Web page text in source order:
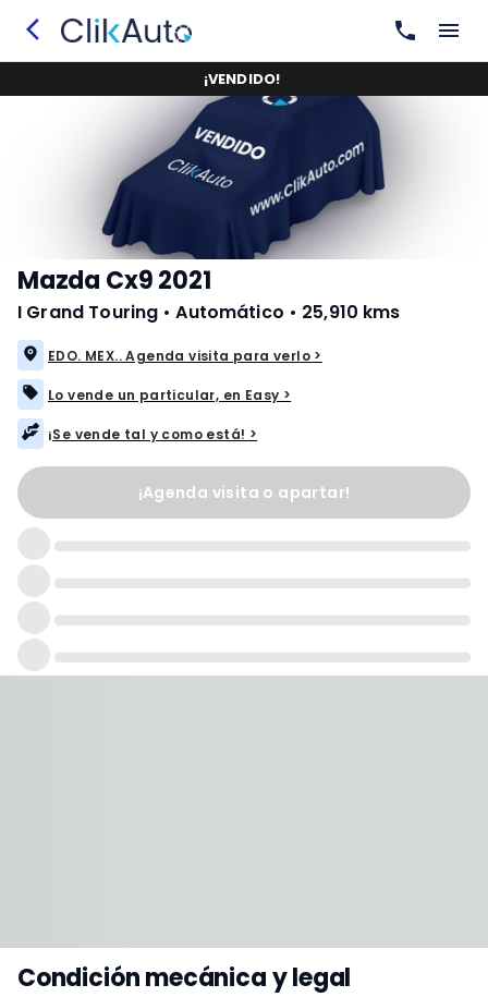
Condición mecánica y legal
¡VENDIDO!
Mazda Cx9 2021
I Grand Touring • Automático • 25,910 kms
EDO. MEX.. Agenda visita para verlo >
Lo vende un particular, en Easy >
¡Se vende tal y como está! >
¡Agenda visita o apartar!